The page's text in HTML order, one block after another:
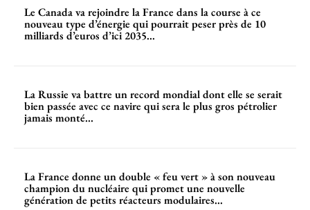
Le Canada va rejoindre la France dans la course à ce
nouveau type d’énergie qui pourrait peser près de 10
milliards d’euros d’ici 2035...
La Russie va battre un record mondial dont elle se serait
bien passée avec ce navire qui sera le plus gros pétrolier
jamais monté...
La France donne un double « feu vert » à son nouveau
champion du nucléaire qui promet une nouvelle
génération de petits réacteurs modulaires...